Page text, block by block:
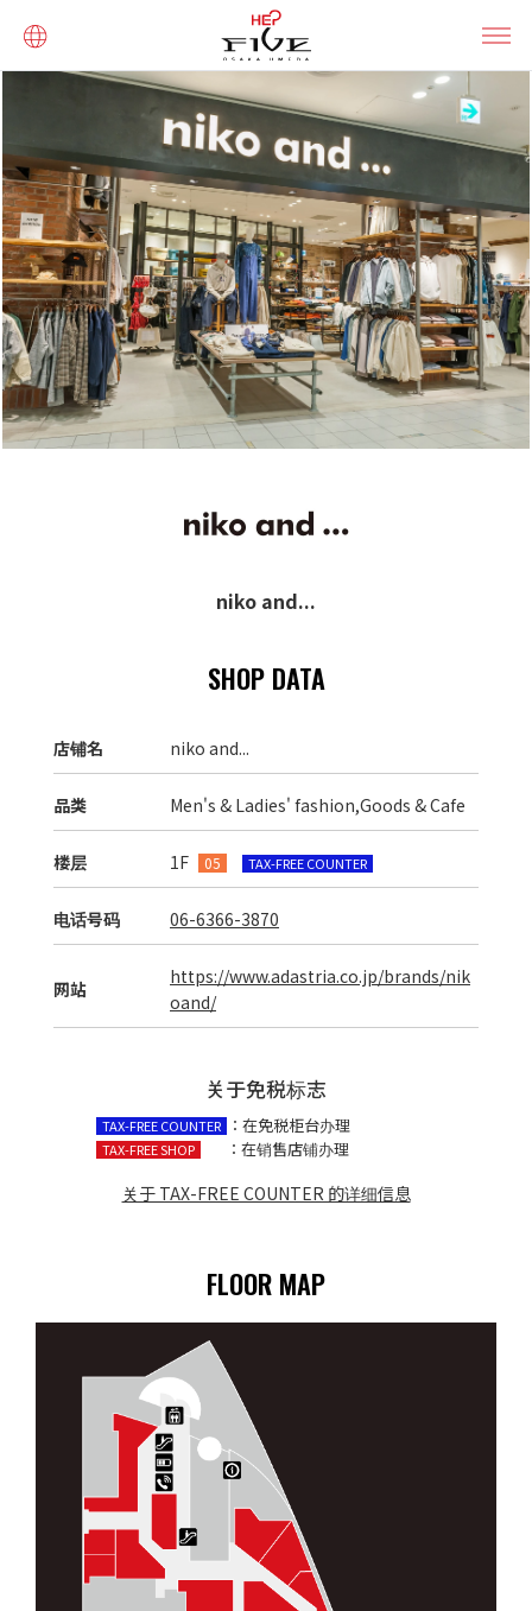
niko and...
SHOP DATA
店铺名 niko and...
品类 Men's & Ladies' fashion,Goods & Cafe
楼层 1F 05 TAX-FREE COUNTER
电话号码 06-6366-3870
网站
https://www.adastria.co.jp/brands/nik
oand/
关于免税标志
TAX-FREE COUNTER ：在免税柜台办理
TAX-FREE SHOP ：在销售店铺办理
关于 TAX-FREE COUNTER 的详细信息
FLOOR MAP